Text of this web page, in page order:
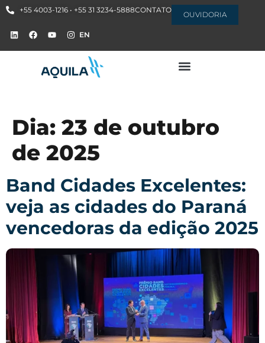
+55 4003-1216 • +55 31 3234-5888CONTATO
OUVIDORIA
EN
Dia: 23 de outubro
de 2025
Band Cidades Excelentes:
veja as cidades do Paraná
vencedoras da edição 2025